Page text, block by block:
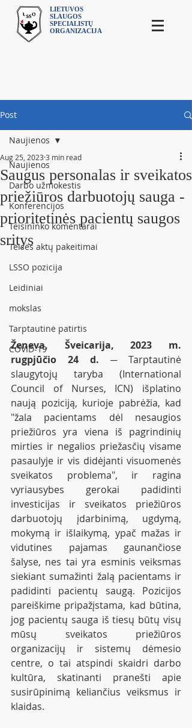
LIETUVOS
SLAUGOS
SPECIALISTŲ
ORGANIZACIJA
Post
Naujienos
Darbo užmokestis
Konferencijos
Teisininko komentarai
Teisės aktų pakeitimai
LSSO pozicija
Leidiniai
mokslas
Tarptautinė patirtis
COVID-19
Naujienos
Saugus personalas ir sveikatos
priežiūros darbuotojų sauga -
prioritetinės pacientų saugos
sritys
Aug 25, 2023 3 min read
Ženeva, Šveicarija, 2023 m.
rugpjūčio 24 d. ─ Tarptautinė
slaugytojų taryba (International
Council of Nurses, ICN) išplatino
naują poziciją, kurioje pabrėžia, kad
"žala pacientams dėl nesaugios
priežiūros yra viena iš pagrindinių
mirties ir negalios priežasčių visame
pasaulyje ir vis didėjanti visuomenės
sveikatos problema", ir ragina
vyriausybes gerokai padidinti
investicijas ir sveikatos priežiūros
darbuotojų įdarbinimą, ugdymą,
mokymą ir išlaikymą, ypač mažas ir
vidutines pajamas gaunančiose
šalyse, nes tai yra esminis veiksmas
siekiant sumažinti žalą pacientams ir
padidinti pacientų saugą. Pozicijos
pareiškime pripažįstama, kad būtina,
jog pacientų sauga iš tiesų būtų visų
mūsų sveikatos priežiūros
organizacijų ir sistemų dėmesio
centre, o tai atspindi skaidri darbo
kultūra, skatinanti pranešti apie
susirūpinimą keliančius veiksmus ir
klaidas.